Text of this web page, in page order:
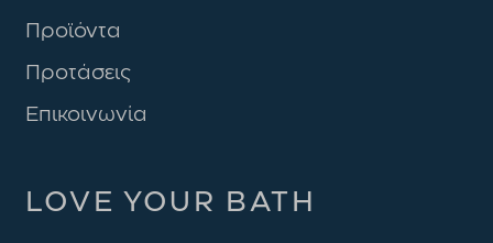
Προϊόντα
Προτάσεις
Επικοινωνία
LOVE YOUR BATH